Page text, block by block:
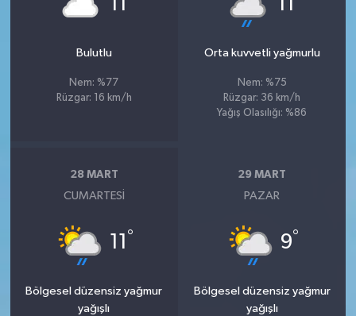
11
Bulutlu
Nem: %77
Rüzgar: 16 km/h
11
Orta kuvvetli yağmurlu
Nem: %75
Rüzgar: 36 km/h
Yağış Olasılığı: %86
28 MART
CUMARTESI
11 °
Bölgesel düzensiz yağmur
yağışlı
29 MART
PAZAR
9°
Bölgesel düzensiz yağmur
yağışlı